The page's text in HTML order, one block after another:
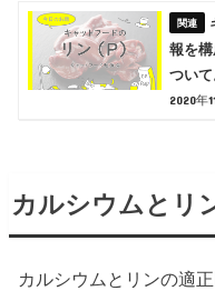
報を
ついて
2020年
カルシウムとリ
カルシウムとリンの適正